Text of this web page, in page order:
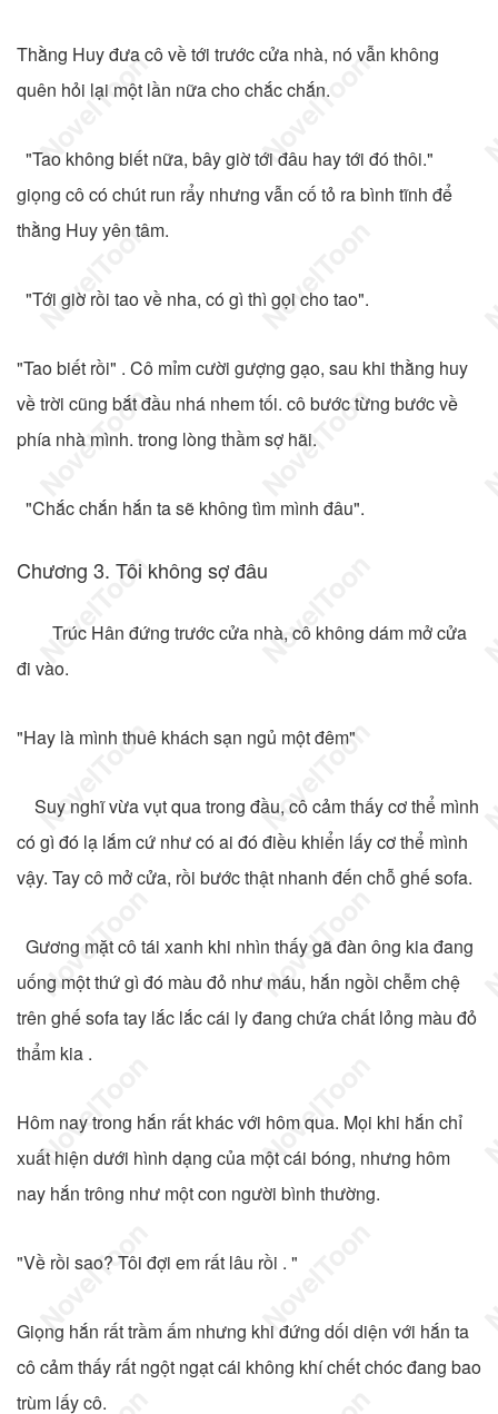
Thằng Huy đưa cô về tới trước cửa nhà, nó vẫn không
quên hỏi lại một lần nữa cho chắc chắn.
"Tao không biết nữa, bây giờ tới đâu hay tới đó thôi."
giọng cô có chút run rẩy nhưng vẫn cố tỏ ra bình tĩnh để
thằng Huy yên tâm.
"Tới giờ rồi tao về nha, có gì thì gọi cho tao".
"Tao biết rồi" . Cô mỉm cười gượng gạo, sau khi thằng huy
về trời cũng bắt đầu nhá nhem tối. cô bước từng bước về
phía nhà mình. trong lòng thầm sợ hãi.
"Chắc chắn hắn ta sẽ không tìm mình đâu".
Chương 3. Tôi không sợ đâu
Trúc Hân đứng trước cửa nhà, cô không dám mở cửa
đi vào.
"Hay là mình thuê khách sạn ngủ một đêm"
Suy nghĩ vừa vụt qua trong đầu, cô cảm thấy cơ thể mình
có gì đó lạ lắm cứ như có ai đó điều khiển lấy cơ thể mình
vậy. Tay cô mở cửa, rồi bước thật nhanh đến chỗ ghế sofa.
Gương mặt cô tái xanh khi nhìn thấy gã đàn ông kia đang
uống một thứ gì đó màu đỏ như máu, hắn ngồi chễm chệ
trên ghế sofa tay lắc lắc cái ly đang chứa chất lỏng màu đỏ
thẩm kia .
Hôm nay trong hắn rất khác với hôm qua. Mọi khi hắn chỉ
xuất hiện dưới hình dạng của một cái bóng, nhưng hôm
nay hắn trông như một con người bình thường.
"Về rồi sao? Tôi đợi em rất lâu rồi . "
Giọng hắn rất trầm ấm nhưng khi đứng dối diện với hắn ta
cô cảm thấy rất ngột ngạt cái không khí chết chóc đang bao
trùm lấy cô.